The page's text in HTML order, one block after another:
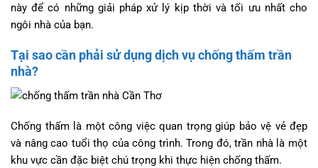
này để có những giải pháp xử lý kịp thời và tối ưu nhất cho
ngôi nhà của bạn.
Tại sao cần phải sử dụng dịch vụ chống thấm trần
nhà?
Chống thấm là một công việc quan trọng giúp bảo vệ vẻ đẹp
và nâng cao tuổi thọ của công trình. Trong đó, trần nhà là một
khu vực cần đặc biệt chú trọng khi thực hiện chống thấm.